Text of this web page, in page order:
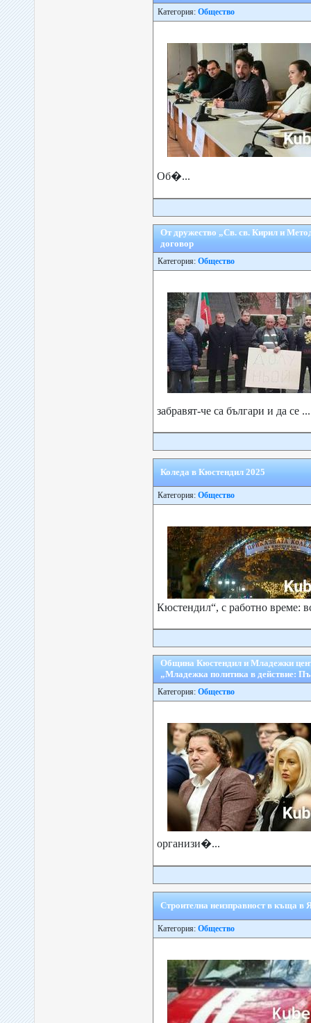
Категория: Общество
Об�...
От дружество „Св. св. Кирил и
договор
Категория: Общество
забравят-че са българи и да се ...
Коледа в Кюстендил 2025
Категория: Общество
Кюстендил“, с работно време:
Община Кюстендил и Младежки
„Младежка политика в действие:
Категория: Общество
организи�...
Строителна неизправност в къща в
Категория: Общество